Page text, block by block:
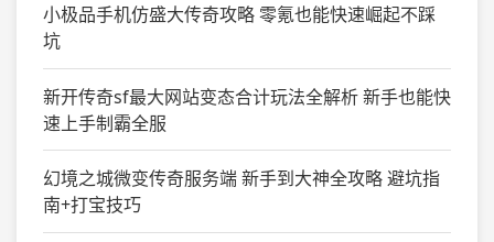
小极品手机仿盛大传奇攻略 零氪也能快速崛起不踩
坑
新开传奇sf最大网站变态合计玩法全解析 新手也能快
速上手制霸全服
幻境之城微变传奇服务端 新手到大神全攻略 避坑指
南+打宝技巧